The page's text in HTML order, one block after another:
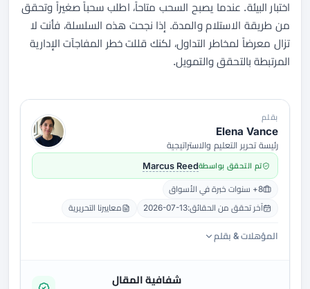
اختبار البيئة. عندما يصبح السحب متاحاً، اطلب سحباً صغيراً وتحقق
من طريقة الاستلام والمدة. إذا نجحت هذه السلسلة، فأنت لا
تزال معرضاً لمخاطر التداول، لكنك قللت خطر المفاجآت الإدارية
المرتبطة بالتحقق والتمويل.
بقلم
Elena Vance
رئيسة تحرير التعليم والاستراتيجية
تم التحقق بواسطةMarcus Reed
8+ سنوات خبرة في الأسواق
آخر تحقق من الحقائق:2026-07-13 معاييرنا التحريرية
المؤهلات & بقلم
شفافية المقال